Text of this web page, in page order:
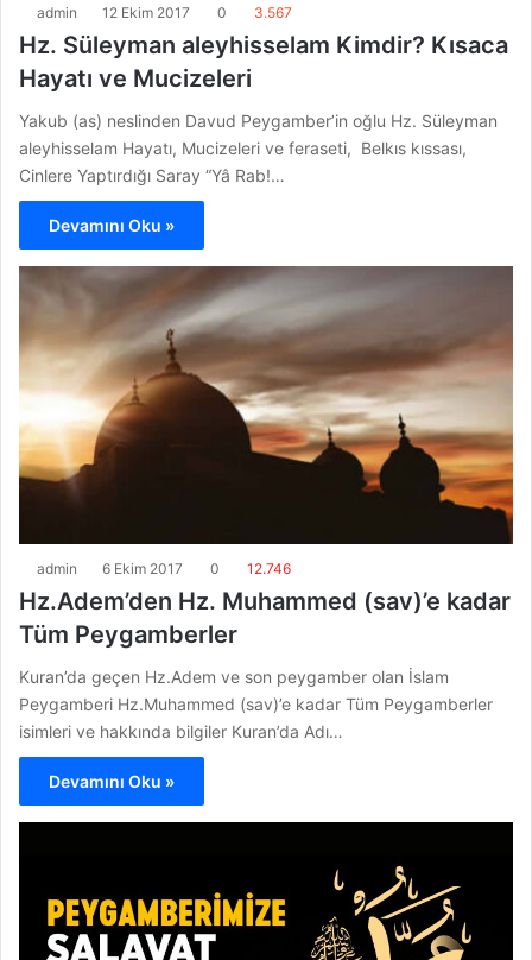
admin 12 Ekim 2017 0 3.567
Hz. Süleyman aleyhisselam Kimdir? Kısaca
Hayatı ve Mucizeleri
Yakub (as) neslinden Davud Peygamber’in oğlu Hz. Süleyman
aleyhisselam Hayatı, Mucizeleri ve feraseti, Belkıs kıssası,
Cinlere Yaptırdığı Saray “Yâ Rab!…
Devamını Oku »
admin 6 Ekim 2017 0 12.746
Hz.Adem’den Hz. Muhammed (sav)’e kadar
Tüm Peygamberler
Kuran’da geçen Hz.Adem ve son peygamber olan İslam
Peygamberi Hz.Muhammed (sav)’e kadar Tüm Peygamberler
isimleri ve hakkında bilgiler Kuran’da Adı…
Devamını Oku »